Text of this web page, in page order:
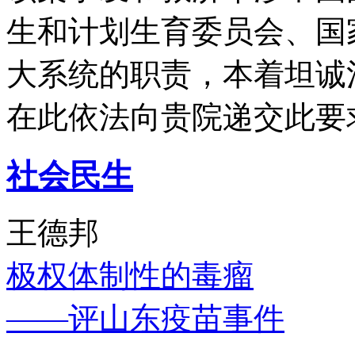
生和计划生育委员会、
大系统的职责，本着坦
在此依法向贵院递交此要
社会民生
王德邦
极权体制性的毒瘤
——评山东疫苗事件